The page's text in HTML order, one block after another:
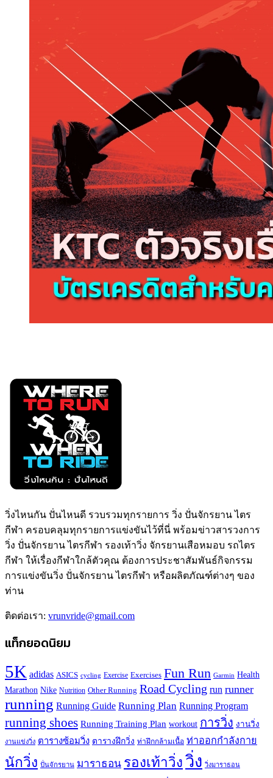
วิ่งไหนกัน ปั่นไหนดี รวบรวมทุกรายการ วิ่ง ปั่นจักรยาน ไตร
กีฬา ครอบคลุมทุกรายการแข่งขันไว้ที่นี่ พร้อมข่าวสารวงการ
วิ่ง ปั่นจักรยาน ไตรกีฬา รองเท้าวิ่ง จักรยานเสือหมอบ รถไตร
กีฬา ให้เรื่องกีฬาใกล้ตัวคุณ ต้องการประชาสัมพันธ์กิจกรรม
การแข่งขันวิ่ง ปั่นจักรยาน ไตรกีฬา หรือผลิตภัณฑ์ต่างๆ ของ
ท่าน
ติดต่อเรา: vrunvride@gmail.com
แท็กยอดนิยม
5K adidas ASICS cycling Exercise Exercises Fun Run Garmin Health
Marathon Nike Nutrition Other Running Road Cycling run runner
running Running Guide Running Plan Running Program
running shoes Running Training Plan workout การวิ่ง งานวิ่ง
งานแข่งวิ่ง ตารางซ้อมวิ่ง ตารางฝึกวิ่ง ท่าฝึกกล้ามเนื้อ ท่าออกกำลังกาย
นักวิ่ง ปั่นจักรยาน มาราธอน รองเท้าวิ่ง วิ่ง วิ่งมาราธอน